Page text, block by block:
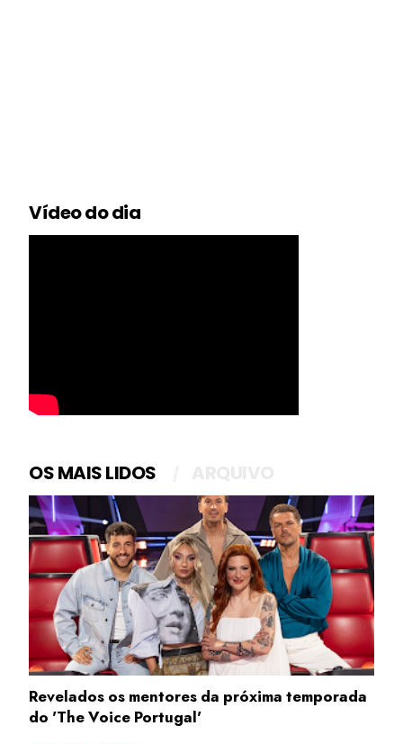
Vídeo do dia
OS MAIS LIDOS
Revelados os mentores da próxima temporada
do 'The Voice Portugal'